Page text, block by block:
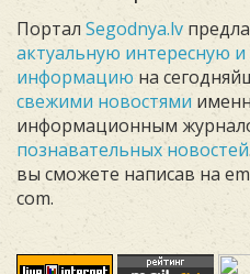
Портал Segodnya.lv
актуальную интересную
информацию на
свежими новостями
информационным
познавательных новостей
вы сможете написав на
com.